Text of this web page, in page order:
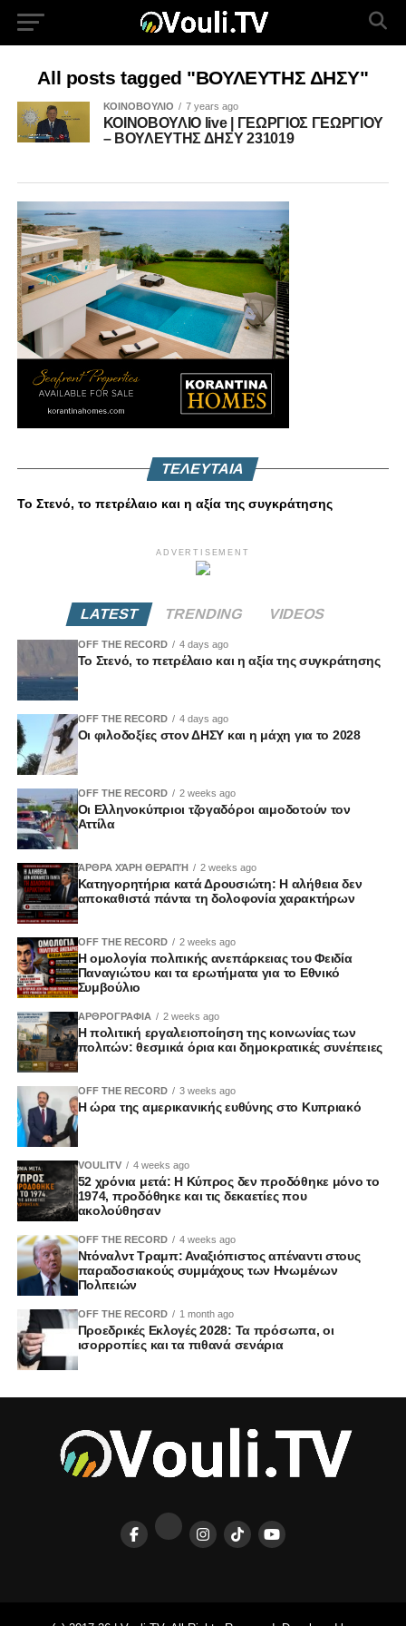
All posts tagged "ΒΟΥΛΕΥΤΗΣ ΔΗΣΥ"
ΚΟΙΝΟΒΟΥΛΙΟ 7 years ago
ΚΟΙΝΟΒΟΥΛΙΟ live | ΓΕΩΡΓΙΟΣ ΓΕΩΡΓΙΟΥ
– ΒΟΥΛΕΥΤΗΣ ΔΗΣΥ 231019
ΤΕΛΕΥΤΑΙΑ
Το Στενό, το πετρέλαιο και η αξία της συγκράτησης
ADVERTISEMENT
LATEST TRENDING VIDEOS
OFF THE RECORD 4 days ago
Το Στενό, το πετρέλαιο και η αξία της συγκράτησης
OFF THE RECORD 4 days ago
Οι φιλοδοξίες στον ΔΗΣΥ και η μάχη για το 2028
OFF THE RECORD 2 weeks ago
Οι Ελληνοκύπριοι τζογαδόροι αιμοδοτούν τον
Αττίλα
ΆΡΘΡΑ ΧΆΡΗ ΘΕΡΑΠΉ 2 weeks ago
Κατηγορητήρια κατά Δρουσιώτη: Η αλήθεια δεν
αποκαθιστά πάντα τη δολοφονία χαρακτήρων
OFF THE RECORD 2 weeks ago
Η ομολογία πολιτικής ανεπάρκειας του Φειδία
Παναγιώτου και τα ερωτήματα για το Εθνικό
Συμβούλιο
ΑΡΘΡΟΓΡΑΦΙΑ 2 weeks ago
Η πολιτική εργαλειοποίηση της κοινωνίας των
πολιτών: θεσμικά όρια και δημοκρατικές συνέπειες
OFF THE RECORD 3 weeks ago
Η ώρα της αμερικανικής ευθύνης στο Κυπριακό
VOULITV 4 weeks ago
52 χρόνια μετά: Η Κύπρος δεν προδόθηκε μόνο το
1974, προδόθηκε και τις δεκαετίες που
ακολούθησαν
OFF THE RECORD 4 weeks ago
Ντόναλντ Τραμπ: Αναξιόπιστος απέναντι στους
παραδοσιακούς συμμάχους των Ηνωμένων
Πολιτειών
OFF THE RECORD 1 month ago
Προεδρικές Εκλογές 2028: Τα πρόσωπα, οι
ισορροπίες και τα πιθανά σενάρια